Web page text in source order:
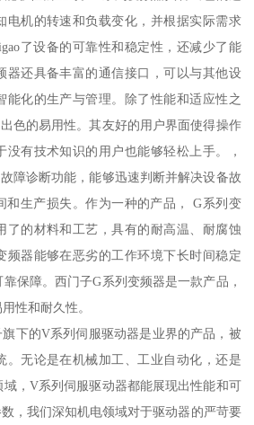
电机的转速和负载变化，并根据实际需求
了设备的可靠性和稳定性，还减少了能
器还具备丰富的通信接口，可以与其他设
能化的生产与管理。除了性能和适应性之
色的易用性。其友好的用户界面使得操作
没有技术知识的用户也能够轻松上手。，
障诊断功能，能够迅速判断并解决设备故
和生产损失。作为一种的产品， G系列变
了的材料和工艺，具有的耐高温、耐腐蚀
频器能够在恶劣的工作环境下长时间稳定
保障。西门子G系列变频器是一款产品，
性和耐久性。
的V系列伺服驱动器是业界的产品，被
。无论是在机械加工、工业自动化，还是
，V系列伺服驱动器都能展现出性能和可
，我们深知机电领域对于驱动器的严苛要